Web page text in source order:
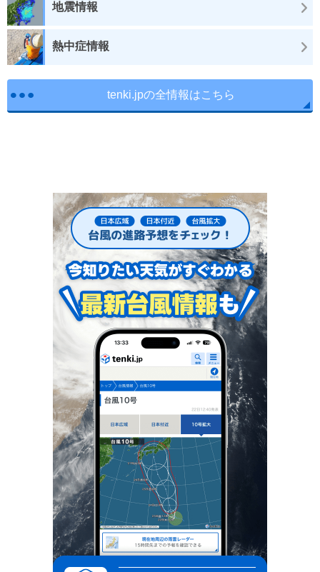
地震情報
熱中症情報
tenki.jpの全情報はこちら